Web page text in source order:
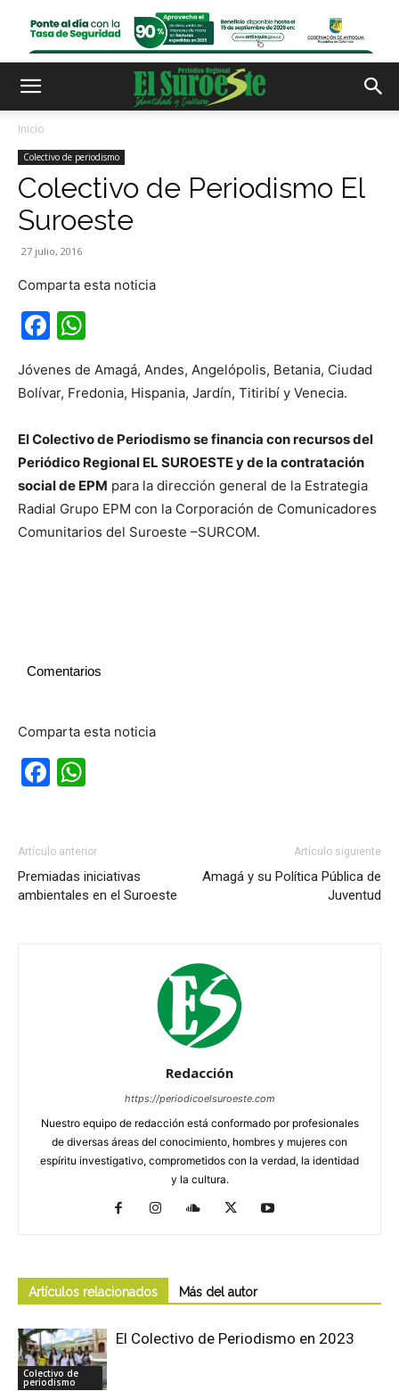
Inicio
Colectivo de periodismo
Colectivo de Periodismo El
Suroeste
27 julio, 2016
Comparta esta noticia
Facebook
Jóvenes de Amagá, Andes, Angelópolis, Betania, Ciudad
Bolívar, Fredonia, Hispania, Jardín, Titiribí y Venecia.
El Colectivo de Periodismo se financia con recursos del
Periódico Regional EL SUROESTE y de la contratación
social de EPM para la dirección general de la Estrategia
Radial Grupo EPM con la Corporación de Comunicadores
Comunitarios del Suroeste –SURCOM.
Comentarios
Comparta esta noticia
Facebook
Artículo anterior
Premiadas iniciativas
ambientales en el Suroeste
Artículo siguiente
Amagá y su Política Pública de
Juventud
Redacción
https://periodicoelsuroeste.com
Nuestro equipo de redacción está conformado por profesionales
de diversas áreas del conocimiento, hombres y mujeres con
espíritu investigativo, comprometidos con la verdad, la identidad
y la cultura.
Artículos relacionados Más del autor
Colectivo de
periodismo
El Colectivo de Periodismo en 2023